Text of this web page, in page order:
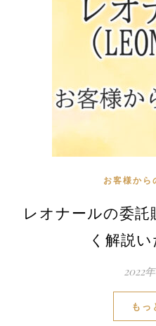
お客様から
レオナールの委託
く解説
2022
もっ